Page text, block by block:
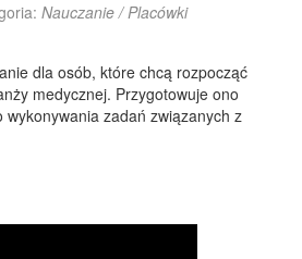
Nauczanie / Placówki
dla osób, które chcą rozpocząć
medycznej. Przygotowuje ono
wykonywania zadań związanych z